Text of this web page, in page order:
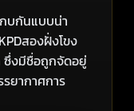
บกันแบบน่า
สองฝั่งโขง
ซึ่งมีชื่อถูกจัดอยู่
ยากาศการ